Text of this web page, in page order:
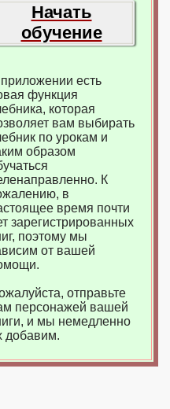
Начать
обучение
есть
функция
которая
вам выбирать
по урокам и
образом
К
в
время почти
зарегистрированных
поэтому мы
от вашей
отправьте
персонажей вашей
и мы немедленно
добавим.